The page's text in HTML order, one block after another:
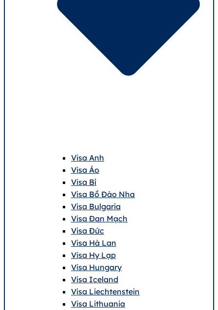
Visa Anh
Visa Áo
Visa Bỉ
Visa Bồ Đào Nha
Visa Bulgaria
Visa Đan Mạch
Visa Đức
Visa Hà Lan
Visa Hy Lạp
Visa Hungary
Visa Iceland
Visa Liechtenstein
Visa Lithuania